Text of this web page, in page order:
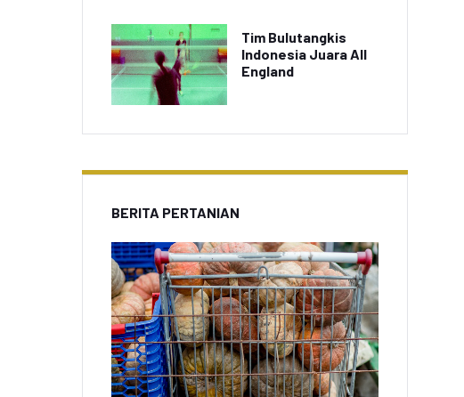
Tim Bulutangkis
Indonesia Juara All
England
BERITA PERTANIAN